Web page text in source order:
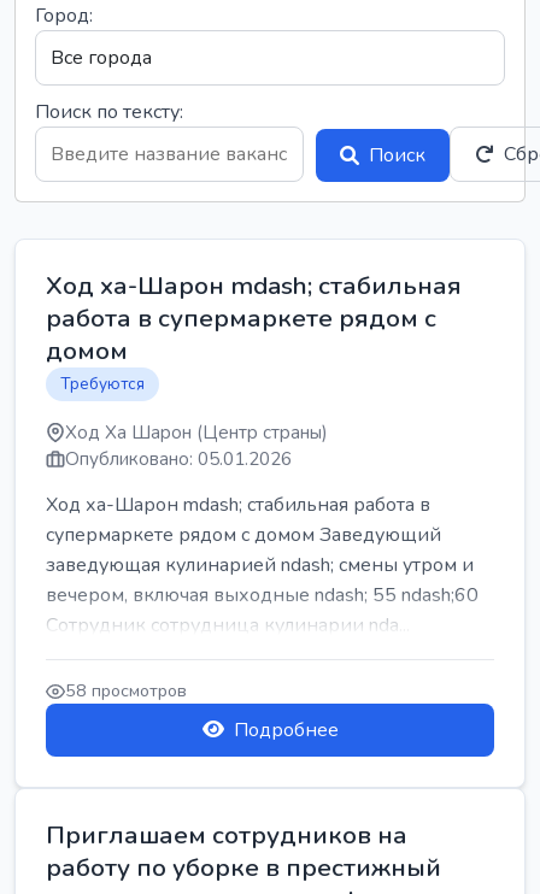
Город:
Поиск по тексту:
Поиск
Ход ха-Шарон mdash; стабильная
работа в супермаркете рядом с
домом
Требуются
Ход Ха Шарон (Центр страны)
Опубликовано: 05.01.2026
Ход ха-Шарон mdash; стабильная работа в
супермаркете рядом с домом Заведующий
заведующая кулинарией ndash; смены утром и
вечером, включая выходные ndash; 55 ndash;60
Сотрудник сотрудница кулинарии nda...
58 просмотров
Подробнее
Приглашаем сотрудников на
работу по уборке в престижный